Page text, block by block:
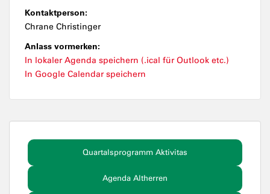
Kontaktperson:
Chrane Christinger
Anlass vormerken:
In lokaler Agenda speichern (.ical für Outlook etc.)
In Google Calendar speichern
Quartalsprogramm Aktivitas
Agenda Altherren